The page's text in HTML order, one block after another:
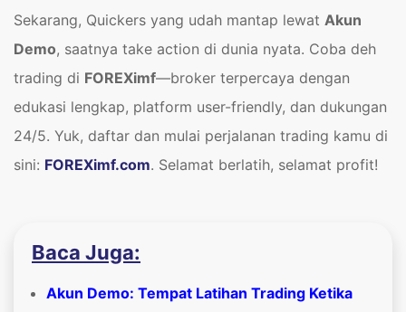
Sekarang, Quickers yang udah mantap lewat Akun
Demo, saatnya take action di dunia nyata. Coba deh
trading di FOREXimf—broker terpercaya dengan
edukasi lengkap, platform user-friendly, dan dukungan
24/5. Yuk, daftar dan mulai perjalanan trading kamu di
sini: FOREXimf.com. Selamat berlatih, selamat profit!
Baca Juga:
Akun Demo: Tempat Latihan Trading Ketika